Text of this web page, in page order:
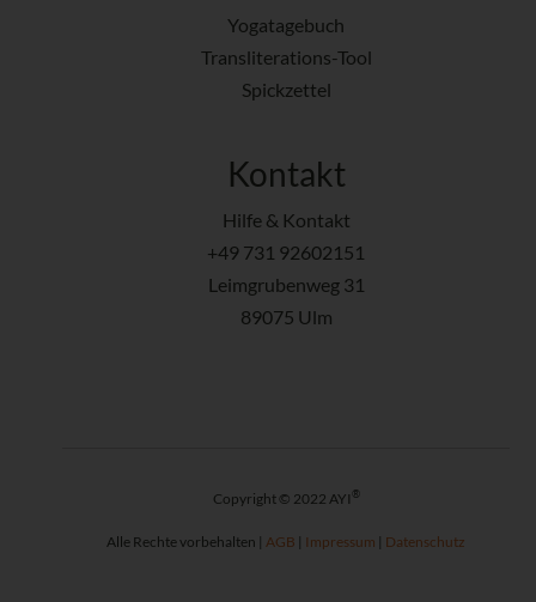
Yogatagebuch
Transliterations-Tool
Spickzettel
Kontakt
Hilfe & Kontakt
+49 731 92602151
Leimgrubenweg 31
89075 Ulm
Copyright © 2022 AYI ®
Alle Rechte vorbehalten | AGB | Impressum | Datenschutz